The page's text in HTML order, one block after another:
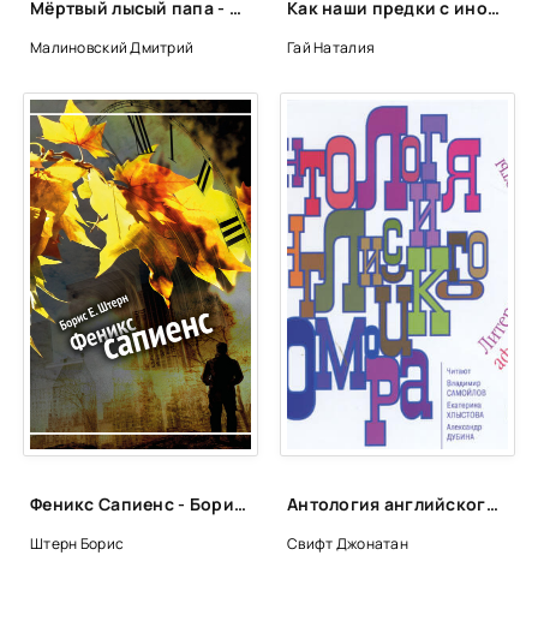
Мёртвый лысый папа - Дмитрий Малиновский
Малиновский Дмитрий
Как наши предки с инопланетянами встречались - Наталия Гай
Гай Наталия
Феникс Сапиенс - Борис Штерн
Штерн Борис
Антология английского юмора (Сборник)
Свифт Джонатан